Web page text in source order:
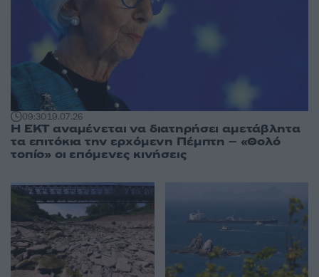
09:3019.07.26
H ΕΚΤ αναμένεται να διατηρήσει αμετάβλητα
τα επιτόκια την ερχόμενη Πέμπτη – «Θολό
τοπίο» οι επόμενες κινήσεις